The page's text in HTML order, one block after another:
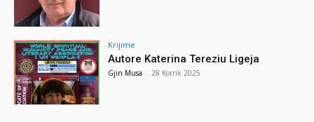
Krijime
Autore Katerina Tereziu Ligeja
Gjin Musa - 28 Korrik 2025